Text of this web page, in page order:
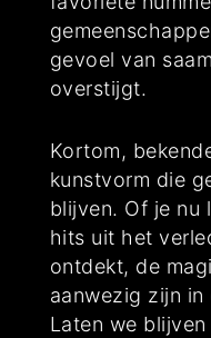
gevoel van
overstijgt.
Kortom,
kunstvorm die
blijven. Of je nu
hits uit het
ontdekt, de
aanwezig zijn
Laten we